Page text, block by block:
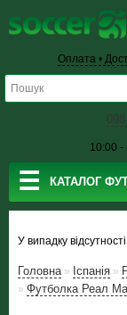
Оплата •
098
10:00 -
☰ КАТАЛОГ
У випадку
Головна » Іспанія »
» Футболка Реал